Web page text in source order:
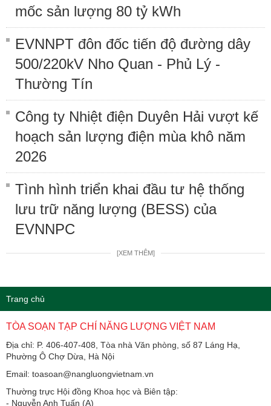
mốc sản lượng 80 tỷ kWh
EVNNPT đôn đốc tiến độ đường dây
500/220kV Nho Quan - Phủ Lý -
Thường Tín
Công ty Nhiệt điện Duyên Hải vượt kế
hoạch sản lượng điện mùa khô năm
2026
Tình hình triển khai đầu tư hệ thống
lưu trữ năng lượng (BESS) của
EVNNPC
[XEM THÊM]
Trang chủ
TÒA SOẠN TẠP CHÍ NĂNG LƯỢNG VIỆT NAM
Địa chỉ: P. 406-407-408, Tòa nhà Văn phòng, số 87 Láng Hạ,
Phường Ô Chợ Dừa, Hà Nội
Email: toasoan@nangluongvietnam.vn
Thường trực Hội đồng Khoa học và Biên tập:
​​​​​​- Nguyễn Anh Tuấn (A)